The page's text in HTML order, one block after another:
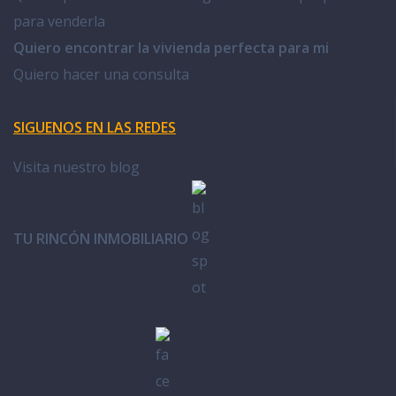
para venderla
Quiero encontrar la vivienda perfecta para mi
Quiero hacer una consulta
SIGUENOS EN LAS REDES
Visita nuestro blog
TU RINCÓN INMOBILIARIO